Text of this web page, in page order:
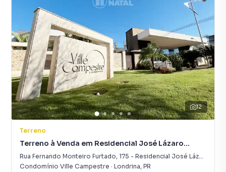
12
Terreno
Terreno à Venda em Residencial José Lázaro
Gouvea
Rua Fernando Monteiro Furtado, 175 - Residencial José Lázaro Gouvea
Condomínio Ville Campestre · Londrina, PR